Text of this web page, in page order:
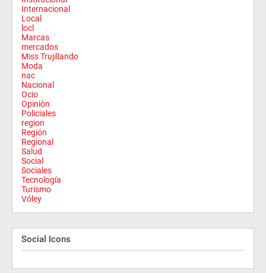
Internacional
Local
locl
Marcas
mercados
Miss Trujillando
Moda
nac
Nacional
Ocio
Opinión
Policiales
region
Región
Regional
Salud
Social
Sociales
Tecnología
Turismo
Vóley
Social Icons